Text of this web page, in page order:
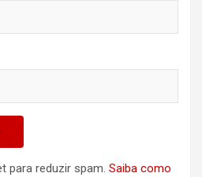
para reduzir spam. Saiba como